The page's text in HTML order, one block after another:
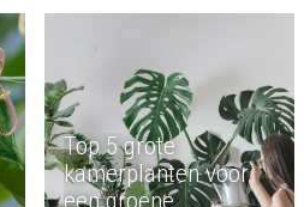
Top 5 grote
kamerplanten voor